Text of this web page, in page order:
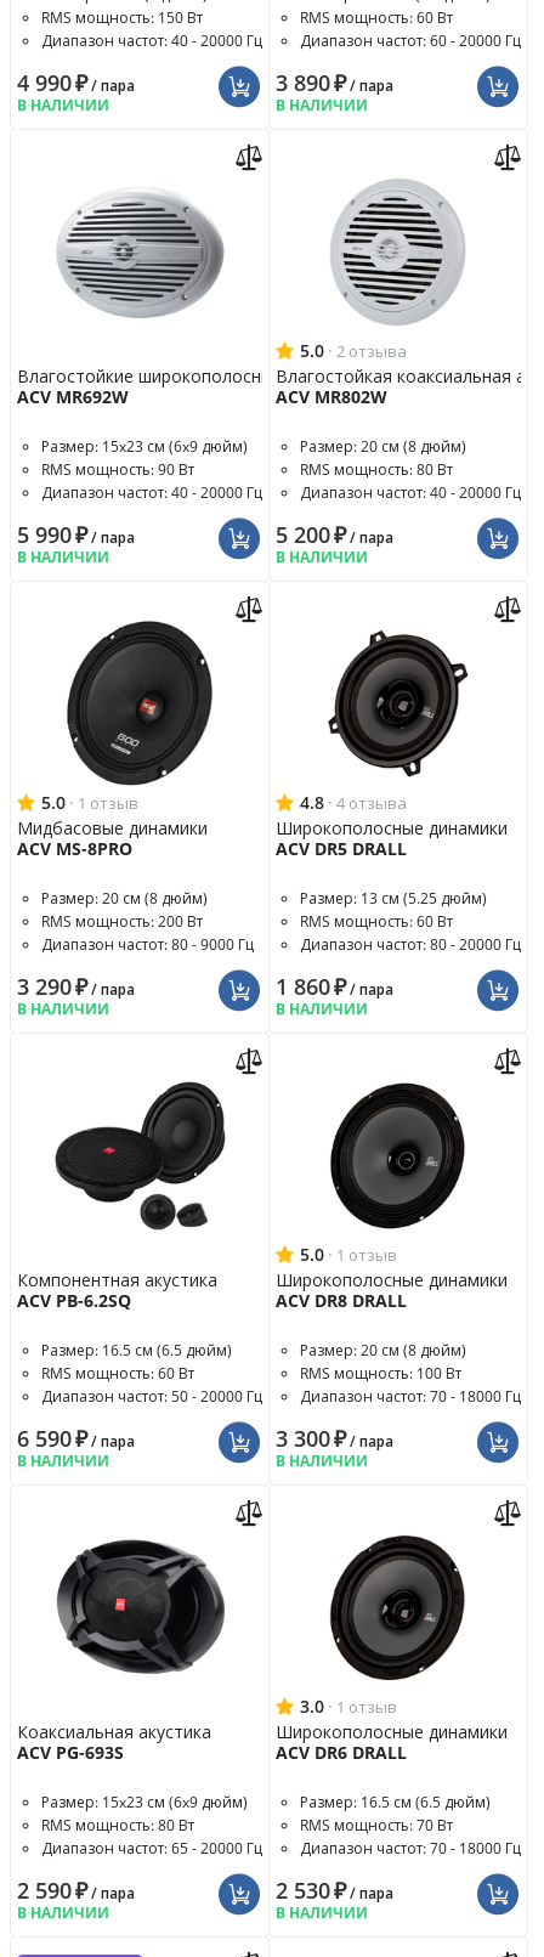
RMS мощность: 150 Вт
Диапазон частот: 40 - 20000 Гц
4 990₽/ пара
В НАЛИЧИИ
RMS мощность: 60 Вт
Диапазон частот: 60 - 20000 Гц
3 890₽/ пара
В НАЛИЧИИ
Влагостойкие широкополосные динамики
ACV MR692W
Размер: 15x23 см (6x9 дюйм)
RMS мощность: 90 Вт
Диапазон частот: 40 - 20000 Гц
5 990₽/ пара
В НАЛИЧИИ
5.0 · 2 отзыва
Влагостойкая коаксиальная
ACV MR802W
Размер: 20 см (8 дюйм)
RMS мощность: 80 Вт
Диапазон частот: 40 - 20000 Гц
5 200₽/ пара
В НАЛИЧИИ
5.0 · 1 отзыв
Мидбасовые динамики
ACV MS-8PRO
Размер: 20 см (8 дюйм)
RMS мощность: 200 Вт
Диапазон частот: 80 - 9000 Гц
3 290₽/ пара
В НАЛИЧИИ
4.8 · 4 отзыва
Широкополосные динамики
ACV DR5 DRALL
Размер: 13 см (5.25 дюйм)
RMS мощность: 60 Вт
Диапазон частот: 80 - 20000 Гц
1 860₽/ пара
В НАЛИЧИИ
Компонентная акустика
ACV PB-6.2SQ
Размер: 16.5 см (6.5 дюйм)
RMS мощность: 60 Вт
Диапазон частот: 50 - 20000 Гц
6 590₽/ пара
В НАЛИЧИИ
5.0 · 1 отзыв
Широкополосные динамики
ACV DR8 DRALL
Размер: 20 см (8 дюйм)
RMS мощность: 100 Вт
Диапазон частот: 70 - 18000 Гц
3 300₽/ пара
В НАЛИЧИИ
Коаксиальная акустика
ACV PG-693S
Размер: 15x23 см (6x9 дюйм)
RMS мощность: 80 Вт
Диапазон частот: 65 - 20000 Гц
2 590₽/ пара
В НАЛИЧИИ
3.0 · 1 отзыв
Широкополосные динамики
ACV DR6 DRALL
Размер: 16.5 см (6.5 дюйм)
RMS мощность: 70 Вт
Диапазон частот: 70 - 18000 Гц
2 530₽/ пара
В НАЛИЧИИ